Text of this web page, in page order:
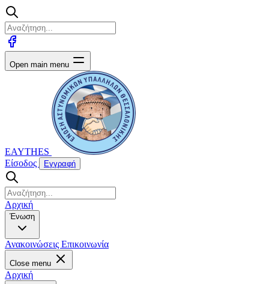
Open main menu
EAYTHES
Είσοδος
Εγγραφή
Αρχική
Ένωση
Ανακοινώσεις Επικοινωνία
Close menu
Αρχική